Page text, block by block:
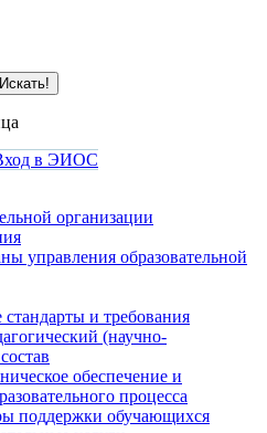
в ЭИОС
организации
управления образовательной
и требования
(научно-
обеспечение и
процесса
поддержки обучающихся